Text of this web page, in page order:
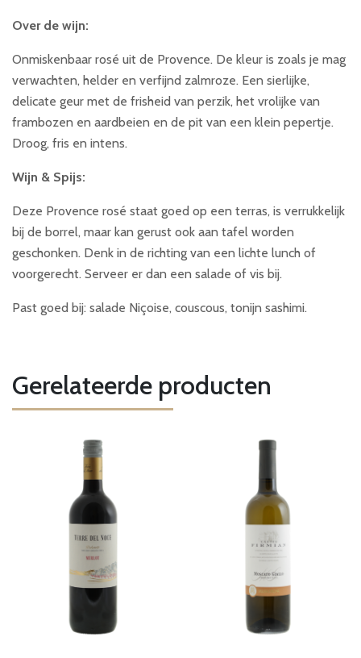
Over de wijn:
Onmiskenbaar rosé uit de Provence. De kleur is zoals je mag
verwachten, helder en verfijnd zalmroze. Een sierlijke,
delicate geur met de frisheid van perzik, het vrolijke van
frambozen en aardbeien en de pit van een klein pepertje.
Droog, fris en intens.
Wijn & Spijs:
Deze Provence rosé staat goed op een terras, is verrukkelijk
bij de borrel, maar kan gerust ook aan tafel worden
geschonken. Denk in de richting van een lichte lunch of
voorgerecht. Serveer er dan een salade of vis bij.
Past goed bij: salade Niçoise, couscous, tonijn sashimi.
Gerelateerde producten